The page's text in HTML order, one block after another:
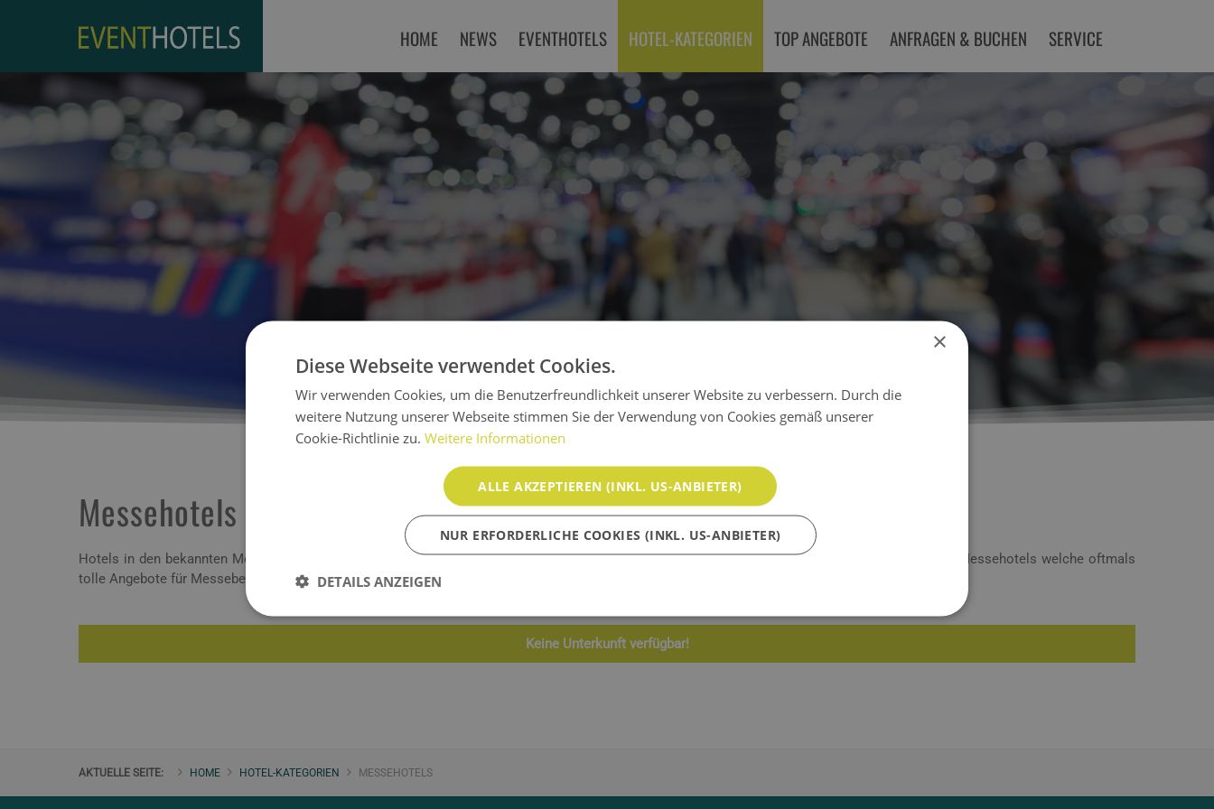
HOME NEWS EVENTHOTELS HOTEL-KATEGORIEN TOP ANGEBOTE ANFRAGEN & BUCHEN SERVICE
Messehotels
Hotels in den bekannten Messestädten in Deutschland, Österreich, Italien und der Schweiz. Hotels in unmittelbarer Nähe zu den Messezentren. Messehotels welche oftmals
tolle Angebote für Messebesucher und Messeveranstalter bieten.
Keine Unterkunft verfügbar!
AKTUELLE SEITE: HOME HOTEL-KATEGORIEN MESSEHOTELS
×
Diese Webseite verwendet Cookies.
Wir verwenden Cookies, um die Benutzerfreundlichkeit unserer Website zu verbessern. Durch die
weitere Nutzung unserer Webseite stimmen Sie der Verwendung von Cookies gemäß unserer
Cookie-Richtlinie zu. Weitere Informationen
ALLE AKZEPTIEREN (INKL. US-ANBIETER)
NUR ERFORDERLICHE COOKIES (INKL. US-ANBIETER)
DETAILS ANZEIGEN